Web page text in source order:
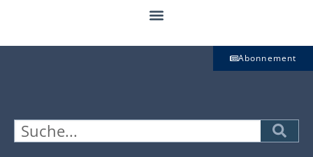
Abonnement